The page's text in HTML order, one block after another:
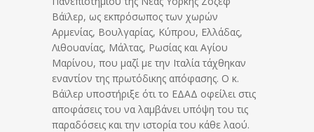
Βάϊλερ, ως εκπρόσωπος των χωρών
Αρμενίας, Βουλγαρίας, Κύπρου, Ελλάδας,
Λιθουανίας, Μάλτας, Ρωσίας και Αγίου
Μαρίνου, που μαζί με την Ιταλία τάχθηκαν
εναντίον της πρωτόδικης απόφασης. Ο κ.
Βάϊλερ υποστήριξε ότι το ΕΔΑΔ οφείλει στις
αποφάσεις του να λαμβάνει υπόψη του τις
παραδόσεις και την ιστορία του κάθε λαού.